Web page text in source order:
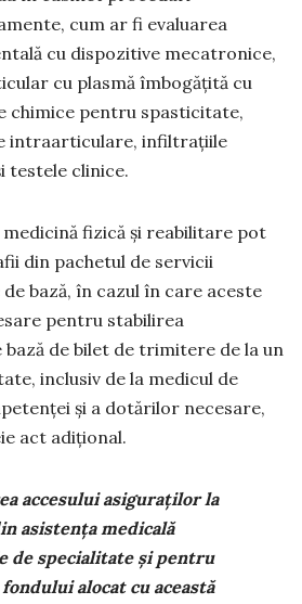
cum ar fi evaluarea
cu dispozitive mecatronice,
cu plasmă îmbogățită cu
chimice pentru spasticitate,
intraarticulare, infiltraţiile
testele clinice.
fizică şi reabilitare pot
din pachetul de servicii
bază, în cazul în care aceste
pentru stabilirea
bază de bilet de trimitere de la un
inclusiv de la medicul de
şi a dotărilor necesare,
act adițional.
accesului asiguraților la
asistenţa medicală
de specialitateși pentru
alocat cu această